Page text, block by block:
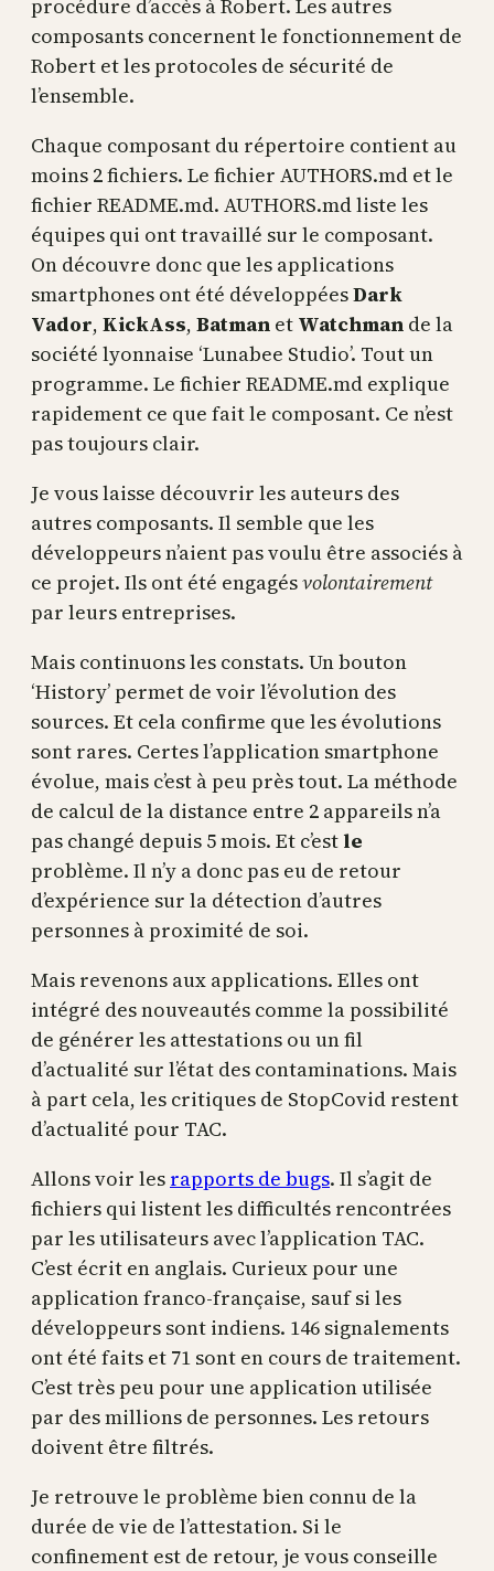
procédure d’accès à Robert. Les autres
composants concernent le fonctionnement de
Robert et les protocoles de sécurité de
l’ensemble.
Chaque composant du répertoire contient au
moins 2 fichiers. Le fichier AUTHORS.md et le
fichier README.md. AUTHORS.md liste les
équipes qui ont travaillé sur le composant.
On découvre donc que les applications
smartphones ont été développéesDark
Vador, KickAss, Batman et Watchman de la
société lyonnaise ‘Lunabee Studio’. Tout un
programme. Le fichier README.md explique
rapidement ce que fait le composant. Ce n’est
pas toujours clair.
Je vous laisse découvrir les auteurs des
autres composants. Il semble que les
développeurs n’aient pas voulu être associés à
ce projet. Ils ont été engagésvolontairement
par leurs entreprises.
Mais continuons les constats. Un bouton
‘History’ permet de voir l’évolution des
sources. Et cela confirme que les évolutions
sont rares. Certes l’application smartphone
évolue, mais c’est à peu près tout. La méthode
de calcul de la distance entre 2 appareils n’a
pas changé depuis 5 mois. Et c’estle
problème. Il n’y a donc pas eu de retour
d’expérience sur la détection d’autres
personnes à proximité de soi.
Mais revenons aux applications. Elles ont
intégré des nouveautés comme la possibilité
de générer les attestations ou un fil
d’actualité sur l’état des contaminations. Mais
à part cela, les critiques de StopCovid restent
d’actualité pour TAC.
Allons voir les rapports de bugs. Il s’agit de
fichiers qui listent les difficultés rencontrées
par les utilisateurs avec l’application TAC.
C’est écrit en anglais. Curieux pour une
application franco-française, sauf si les
développeurs sont indiens. 146 signalements
ont été faits et 71 sont en cours de traitement.
C’est très peu pour une application utilisée
par des millions de personnes. Les retours
doivent être filtrés.
Je retrouve le problème bien connu de la
durée de vie de l’attestation. Si le
confinement est de retour, je vous conseille